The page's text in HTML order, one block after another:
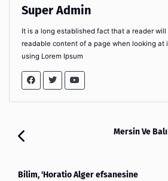
Super Admin
It is a long established fact that a reader
readable content of a page when looking at
using Lorem Ipsum
Mersin Ve
Bilim, 'Horatio Alger efsanesine